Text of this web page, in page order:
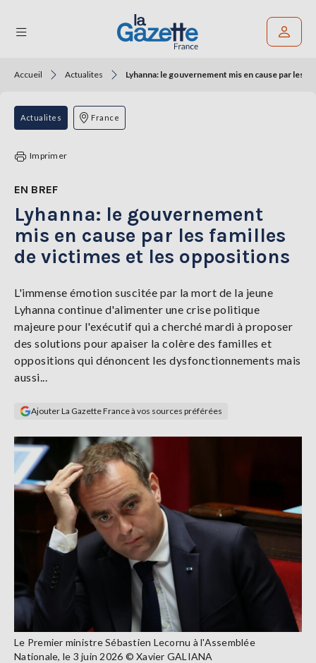
THÉMATIQUES
RÉGIONS
TENDANCES
SERVICES
LA
Se
connecter
S'abonner
Accueil Actualites Lyhanna: le gouvernement mis en cause par les
Actualites France
Imprimer
EN BREF
Lyhanna: le gouvernement
mis en cause par les familles
de victimes et les oppositions
L'immense émotion suscitée par la mort de la jeune
Lyhanna continue d'alimenter une crise politique
majeure pour l'exécutif qui a cherché mardi à proposer
des solutions pour apaiser la colère des familles et
oppositions qui dénoncent les dysfonctionnements mais
aussi...
Ajouter La Gazette France à vos sources préférées
Le Premier ministre Sébastien Lecornu à l'Assemblée
Nationale, le 3 juin 2026 © Xavier GALIANA